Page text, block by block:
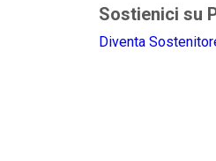
Sostienici su
Diventa